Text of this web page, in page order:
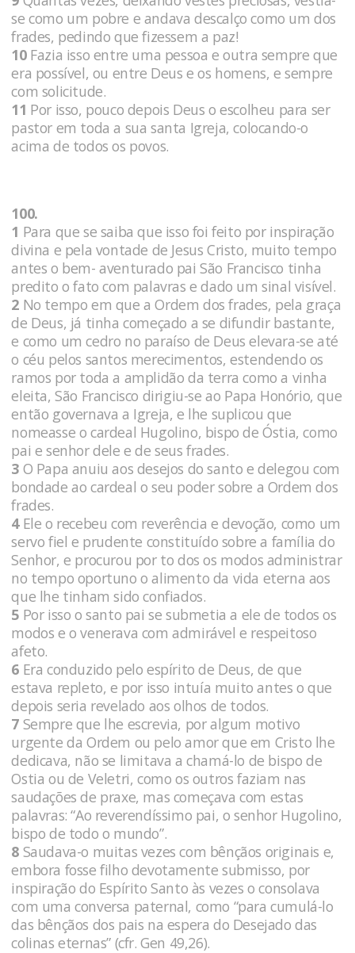
se como um pobre e andava descalço como um dos
frades, pedindo que fizessem a paz!
10Fazia isso entre uma pessoa e outra sempre que
era possível, ou entre Deus e os homens, e sempre
com solicitude.
11 Por isso, pouco depois Deus o escolheu para ser
pastor em toda a sua santa Igreja, colocando-o
acima de todos os povos.
100.
1 Para que se saiba que isso foi feito por inspiração
divina e pela vontade de Jesus Cristo, muito tempo
antes o bem- aventurado pai São Francisco tinha
predito o fato com palavras e dado um sinal visível.
2 No tempo em que a Ordem dos frades, pela graça
de Deus, já tinha começado a se difundir bastante,
e como um cedro no paraíso de Deus elevara-se até
o céu pelos santos merecimentos, estendendo os
ramos por toda a amplidão da terra como a vinha
eleita, São Francisco dirigiu-se ao Papa Honório, que
então governava a Igreja, e lhe suplicou que
nomeasse o cardeal Hugolino, bispo de Óstia, como
pai e senhor dele e de seus frades.
3 O Papa anuiu aos desejos do santo e delegou com
bondade ao cardeal o seu poder sobre a Ordem dos
frades.
4Ele o recebeu com reverência e devoção, como um
servo fiel e prudente constituído sobre a família do
Senhor, e procurou por to dos os modos administrar
no tempo oportuno o alimento da vida eterna aos
que lhe tinham sido confiados.
5 Por isso o santo pai se submetia a ele de todos os
modos e o venerava com admirável e respeitoso
afeto.
6 Era conduzido pelo espírito de Deus, de que
estava repleto, e por isso intuía muito antes o que
depois seria revelado aos olhos de todos.
7 Sempre que lhe escrevia, por algum motivo
urgente da Ordem ou pelo amor que em Cristo lhe
dedicava, não se limitava a chamá-lo de bispo de
Ostia ou de Veletri, como os outros faziam nas
saudações de praxe, mas começava com estas
palavras: “Ao reverendíssimo pai, o senhor Hugolino,
bispo de todo o mundo”.
8 Saudava-o muitas vezes com bênçãos originais e,
embora fosse filho devotamente submisso, por
inspiração do Espírito Santo às vezes o consolava
com uma conversa paternal, como “para cumulá-lo
das bênçãos dos pais na espera do Desejado das
colinas eternas” (cfr. Gen 49,26).